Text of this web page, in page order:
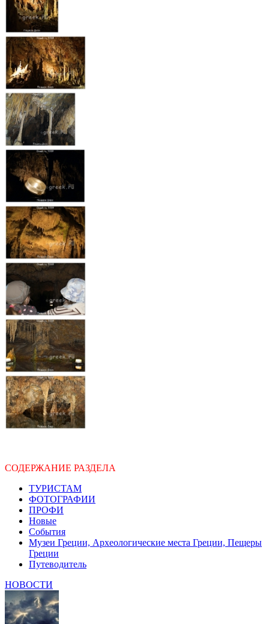
СОДЕРЖАНИЕ РАЗДЕЛА
ТУРИСТАМ
ФОТОГРАФИИ
ПРОФИ
Новые
События
Музеи Греции, Археологические места Греции, Пещеры
Греции
Путеводитель
НОВОСТИ